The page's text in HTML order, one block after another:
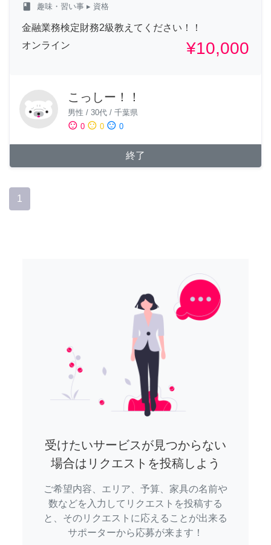
class 趣味・習い事 ▸ 資格
金融業務検定財務2級教えてください！！
オンライン
¥10,000
こっしー！！
男性 / 30代 / 千葉県
sentiment_satisfied 0 sentiment_neutral 0 sentiment_dissatisfied 0
終了
1
受けたいサービスが見つからない
場合はリクエストを投稿しよう
ご希望内容、エリア、予算、家具の名前や
数などを入力してリクエストを投稿する
と、そのリクエストに応えることが出来る
サポーターから応募が来ます！